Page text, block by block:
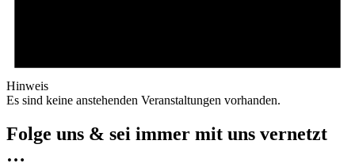
Hinweis
Es sind keine anstehenden Veranstaltungen vorhanden.
Folge uns & sei immer mit uns vernetzt
…